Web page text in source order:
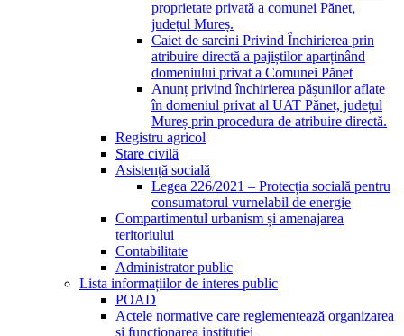
proprietate privată a comunei Pănet,
județul Mureș.
Caiet de sarcini Privind Închirierea prin
atribuire directă a pajiștilor aparținând
domeniului privat a Comunei Pănet
Anunț privind închirierea pășunilor aflate
în domeniul privat al UAT Pănet, județul
Mureș prin procedura de atribuire directă.
Registru agricol
Stare civilă
Asistență socială
Legea 226/2021 – Protecția socială pentru
consumatorul vurnelabil de energie
Compartimentul urbanism și amenajarea
teritoriului
Contabilitate
Administrator public
Lista informațiilor de interes public
POAD
Actele normative care reglementează organizarea
şi funcţionarea instituţiei